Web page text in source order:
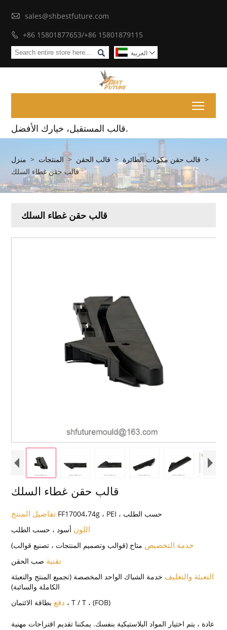
 sales@shbestfuture.com
 +86 15801877653/+86 15801879115
 العربية 
قالب المستقبل، خيارك الأفضل.
منزل > المنتجات > قالب الحقن > قالب حقن مكونات الطائرة >
قالب حقن غطاء السلك
قالب حقن غطاء السلك
قالب حقن غطاء السلك
FF17004،74g ، PEI ، حسب الطلب
اللون أسود ، حسب الطلب
خدمة التخصيص متاح (قوالب وتصميم المنتجات ، تصنيع قوالب)
تقنية صب الحقن
التعبئة والتغليف خدمة الشباك الواحد المخصصة (تجميع المنتج والتعبئة
الكاملة والسائبة)
دفع بطاقة الائتمان ، T / T ، (FOB)
عادة ، يتم اختيار المواد البلاستيكية بنفسك. يمكننا تقديم اقتراحات مهنية